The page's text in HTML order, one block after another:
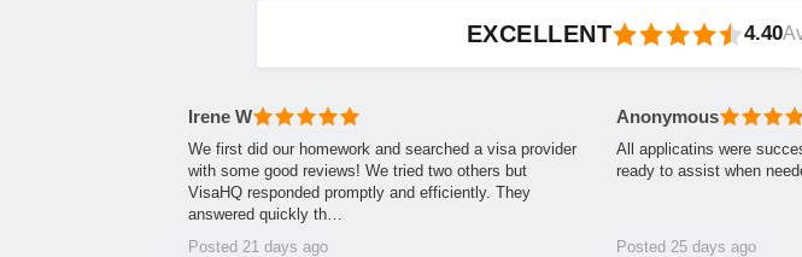
EXCELLENT 4.40
Irene W
We first did our homework and searched a visa provider
with some good reviews! We tried two others but
VisaHQ responded promptly and efficiently. They
answered quickly th…
Posted 21 days ago
Anonymous
All applicatins were
ready to assist when
Posted 25 days ago